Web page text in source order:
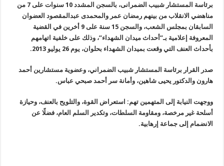
برئاسة المستشار شبيب الضمرانى، بالسجن المشدد 10 سنوات على 7 من
مناهضي الانقلاب من بينهم رمضان عمر والمحمدى عبدالمقصود العضوان
السابقان بمجلس الشعب، والسجن 15 سنة على 9 أخرين في القضية
المعروفة إعلامية بـ”أحداث ميدان الشهداء”، وذلك على خلفية اتهامهم
بأحداث العنف التي وقعت بميدان الشهداء بحلوان، يوم 26 يوليو 2013
.
صدر القرار برئاسة المستشار شبيب الضمراني، وعضوية مستشارين أحمد
هارون والدكتور يحيى شاهين، وأمانة سر أحمد صبحي عباس.
ووجهت النيابة إلى المتهمين تهم: استعراض القوة، والتلويح بالعنف، وحيازة
أسلحة غير مرخصة، ومقاومة السلطات، وتكدير السلم العام، فضلًا عن
الانضمام إلى جماعة إرهابية.